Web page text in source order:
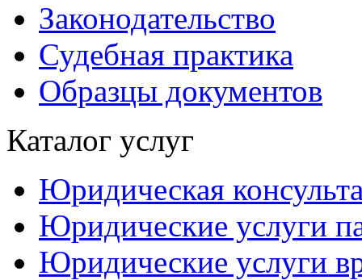
Законодательство
Судебная практика
Образцы документов
Каталог услуг
Юридическая
Юридические услуги
Юридические услуги